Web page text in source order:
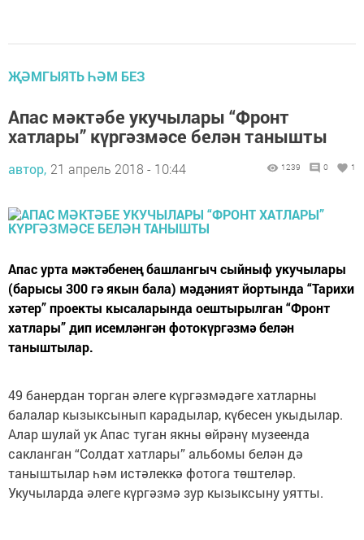
ҖӘМГЫЯТЬ ҺӘМ БЕЗ
Апас мәктәбе укучылары “Фронт
хатлары” күргәзмәсе белән танышты
автор, 21 апрель 2018 - 10:44 1239 0 1
Апас урта мәктәбенең башлангыч сыйныф укучылары
(барысы 300 гә якын бала) мәдәният йортында “Тарихи
хәтер” проекты кысаларында оештырылган “Фронт
хатлары” дип исемләнгән фотокүргәзмә белән
таныштылар.
49 банердан торган әлеге күргәзмәдәге хатларны
балалар кызыксынып карадылар, күбесен укыдылар.
Алар шулай ук Апас туган якны өйрәнү музеенда
сакланган “Солдат хатлары” альбомы белән дә
таныштылар һәм истәлеккә фотога төштеләр.
Укучыларда әлеге күргәзмә зур кызыксыну уятты.